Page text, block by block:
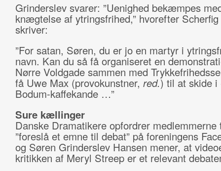
Grinderslev svarer: ”Uenighed bekæmpes
knægtelse af ytringsfrihed,” hvorefter
skriver:
”For satan, Søren, du er jo en martyr i
navn. Kan du så få organiseret en
Nørre Voldgade sammen med
få Uwe Max (provokunstner, red.) til at skide i
Bodum-kaffekande …”
Sure kællinger
Danske Dramatikere opfordrer medlemmerne
”foreslå et emne til debat” på foreningens
og Søren Grinderslev Hansen mener, at
kritikken af Meryl Streep er et relevant